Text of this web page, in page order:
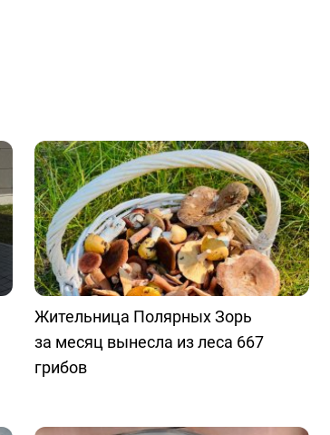
Жительница Полярных Зорь
за месяц вынесла из леса 667
грибов